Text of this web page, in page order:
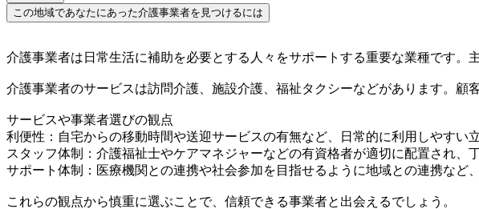
この地域であなたにあった介護事業者を見つけるには
介護事業者は日常生活に補助を必要とする人々をサポートする重要な業種です。
介護事業者のサービスは訪問介護、施設介護、福祉タクシーなどがあります。顧
サービスや事業者選びの観点
利便性：自宅からの移動時間や送迎サービスの有無など、日常的に利用しやすい
スタッフ体制：介護福祉士やケアマネジャーなどの有資格者が適切に配置され、
サポート体制：医療機関との連携や社会参加を目指せるように地域との連携など
これらの観点から慎重に選ぶことで、信頼できる事業者と出会えるでしょう。